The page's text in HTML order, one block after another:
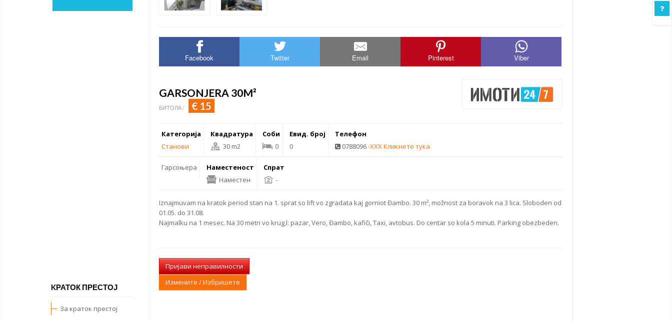
KРАТОК ПРЕСТОЈ
За краток престој
Facebook Twitter Email Pinterest Viber
GARSONJERA 30M²
БИТОЛА / € 15
Категорија
Станови
Квадратура
30 m2
Соби
0
Евид. број
0
Телефон
0788096-XXX Кликнете тука
Гарсоњера
Наместеност
Наместен
Спрат
-
Iznajmuvam na kratok period stan na 1. sprat so lift vo zgradata kaj gorniot Đambo. 30 m², možnost za boravok na 3 lica. Sloboden od
01.05. do 31.08.
Najmalku na 1 mesec. Na 30 metri vo krug,l: pazar, Vero, Đambo, kafiči, Taxi, avtobus. Do centar so kola 5 minuti. Parking obezbeden.
Пријави неправилности
Измените / Избришете